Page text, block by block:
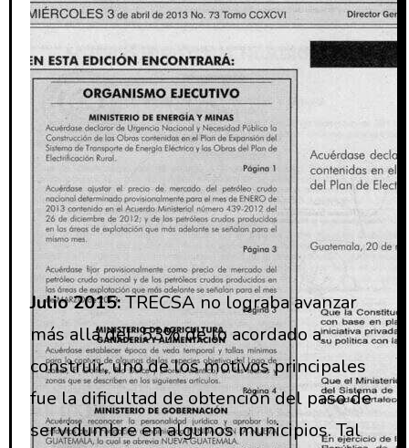
Julio 2015:TRECSA no lograba avanzar
más allá del 53% de lo acordado a
construir, uno de los motivos principales
fue la dificultad de obtención del paso de
servidumbre en algunos municipios. Tal